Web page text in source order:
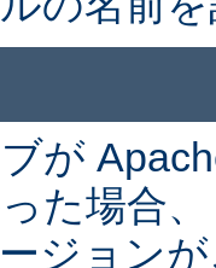
が
た場合
ジョン